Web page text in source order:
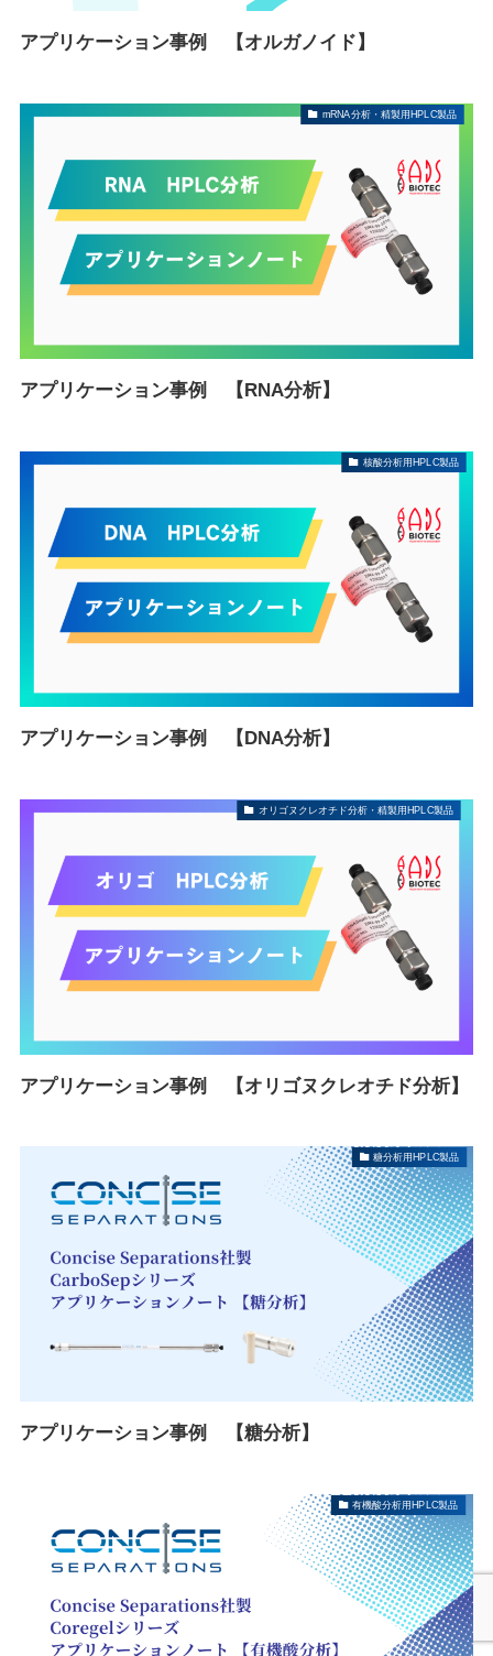
アプリケーション事例 【オルガノイド】
mRNA分析・精製用HPLC製品
アプリケーション事例 【RNA分析】
核酸分析用HPLC製品
アプリケーション事例 【DNA分析】
オリゴヌクレオチド分析・精製用HPLC製品
アプリケーション事例 【オリゴヌクレオチド分析】
糖分析用HPLC製品
アプリケーション事例 【糖分析】
有機酸分析用HPLC製品